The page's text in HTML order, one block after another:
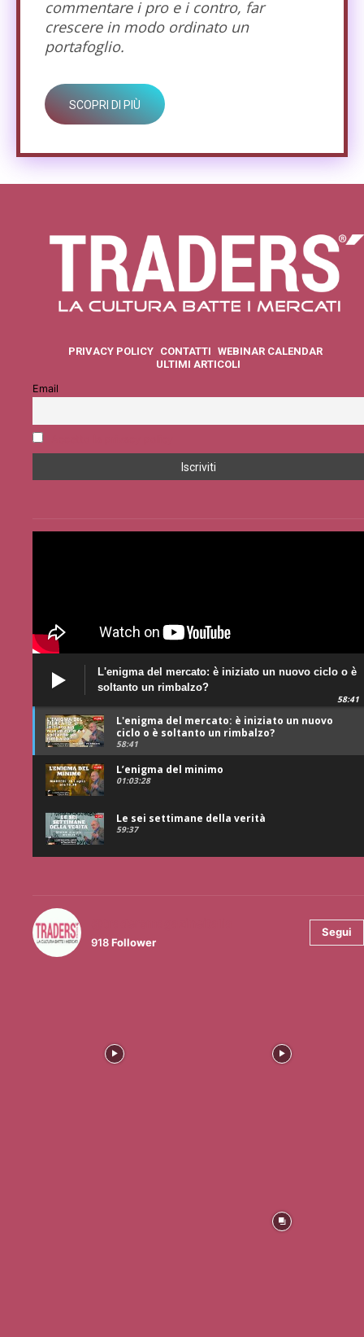
commentare i pro e i contro, far
crescere in modo ordinato un
portafoglio.
SCOPRI DI PIÙ
PRIVACY POLICY CONTATTI WEBINAR CALENDAR
ULTIMI ARTICOLI
Email
L'enigma del mercato: è iniziato un nuovo ciclo o è
soltanto un rimbalzo?
58:41
L'enigma del mercato: è iniziato un nuovo
ciclo o è soltanto un rimbalzo?
58:41
L’enigma del minimo
01:03:28
Le sei settimane della verità
59:37
918Follower
Segui